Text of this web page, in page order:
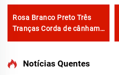
Rosa Branco Preto Três
Tranças Corda de cânhamo
Corda Redonda
Notícias Quentes